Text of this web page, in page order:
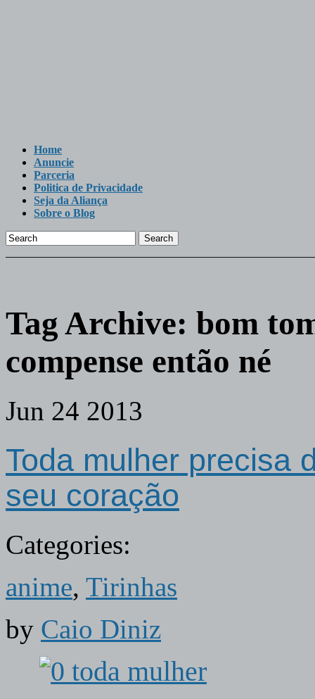
Home
Anuncie
Parceria
Politica de Privacidade
Seja da Aliança
Sobre o Blog
Search
Tag Archive: bom
compense então né
Jun 24 2013
Toda mulher precisa
seu coração
Categories:
anime, Tirinhas
by Caio Diniz